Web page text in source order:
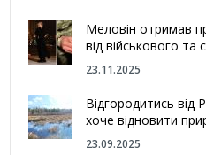
Меловін отримав
від військового та
23.11.2025
Відгородитись від
хоче відновити
23.09.2025